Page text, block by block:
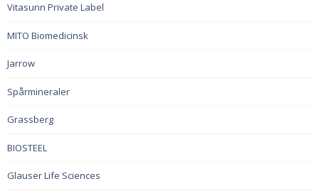
Vitasunn Private Label
MITO Biomedicinsk
Jarrow
Spårmineraler
Grassberg
BIOSTEEL
Glauser Life Sciences